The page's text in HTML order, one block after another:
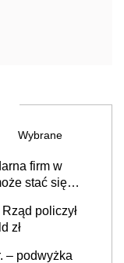
Wybrane
firm w
stać się
policzył
zł
– podwyżka